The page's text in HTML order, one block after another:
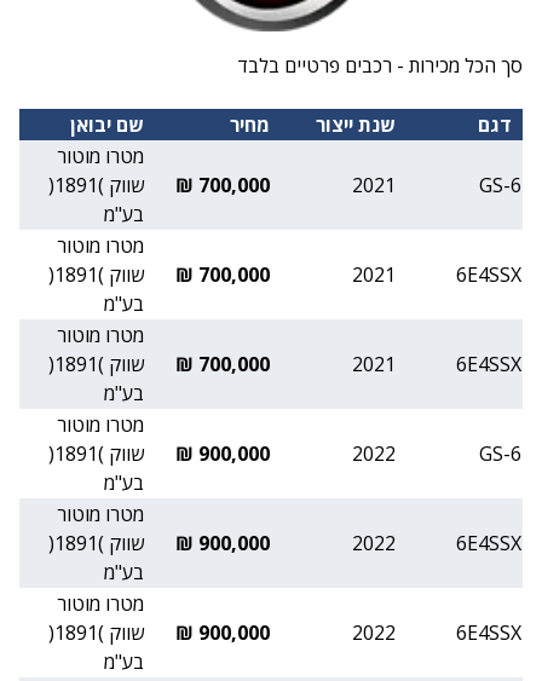
סך הכל מכירות - רכבים פרטיים בלבד
דגם שנת ייצור מחיר שם יבואן
GS-6
2021
700,000 ₪
מטרו מוטור
שווק )1891(
בע"מ
6E4SSX
2021
700,000 ₪
מטרו מוטור
שווק )1891(
בע"מ
6E4SSX
2021
700,000 ₪
מטרו מוטור
שווק )1891(
בע"מ
GS-6
2022
900,000 ₪
מטרו מוטור
שווק )1891(
בע"מ
6E4SSX
2022
900,000 ₪
מטרו מוטור
שווק )1891(
בע"מ
6E4SSX
2022
900,000 ₪
מטרו מוטור
שווק )1891(
בע"מ